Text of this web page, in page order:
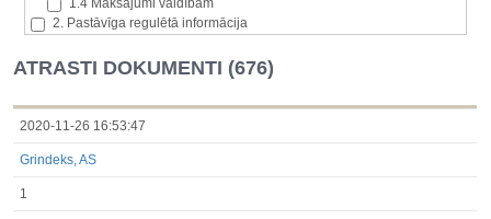
1.4 Maksājumi valdībām
2. Pastāvīga regulētā informācija
2.2. Iekšējā informācija
2.3. Paziņojumi par būtisku akciju paketi
2.4. Emitenta paša akciju iegāde vai atsavināšana
2.5. Balsstiesību kopējais skaits un kapitāls
kategorijām
ATRASTI DOKUMENTI (676)
2020-11-26 16:53:47
Grindeks, AS
1